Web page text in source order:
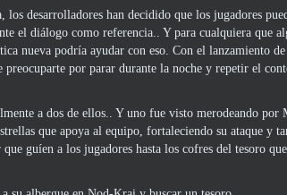
desarrolladores han decidido que los jugadores
el diálogo como referencia.. Y para cualquiera que
nueva podría ayudar con eso. Con el lanzamiento
preocuparte por parar durante la noche y repetir el
a dos de ellos.. Y uno fue visto merodeando por
que apoya al equipo, fortaleciendo su ataque y
guíen a los jugadores hasta los cofres del tesoro